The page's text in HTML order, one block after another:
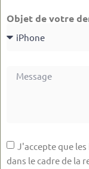
Objet de votre
J'accepte que
dans le cadre de la